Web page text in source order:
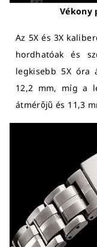
Vékony
Az 5X és 3X
hordhatóak és
legkisebb 5X óra
12,2 mm, míg a
átmérőjű és 11,3